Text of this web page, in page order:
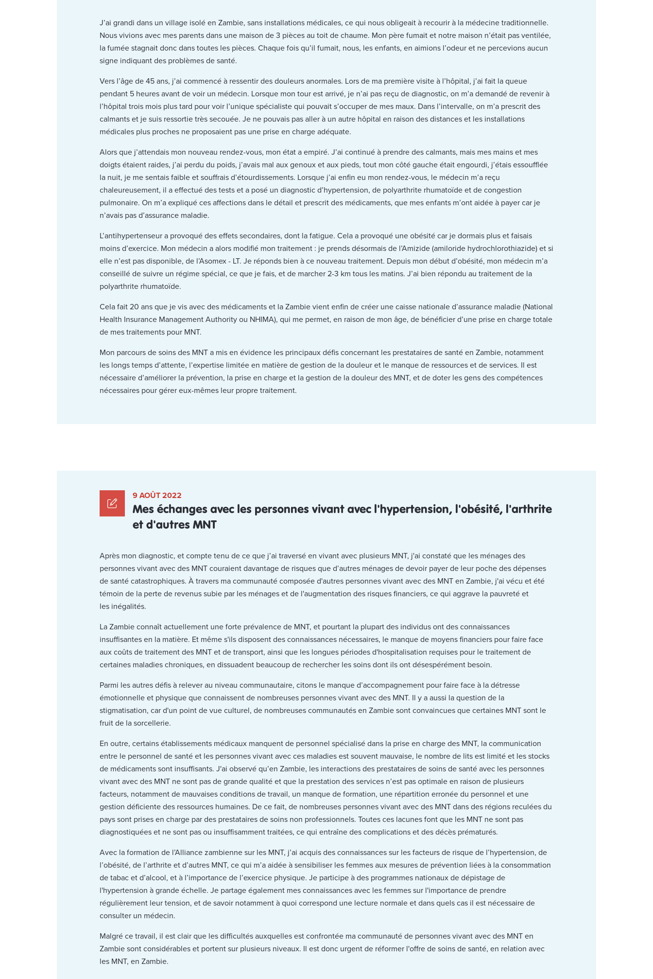
J’ai grandi dans un village isolé en Zambie, sans installations médicales, ce qui nous obligeait à recourir à la médecine traditionnelle.
Nous vivions avec mes parents dans une maison de 3 pièces au toit de chaume. Mon père fumait et notre maison n’était pas ventilée,
la fumée stagnait donc dans toutes les pièces. Chaque fois qu’il fumait, nous, les enfants, en aimions l’odeur et ne percevions aucun
signe indiquant des problèmes de santé.
Vers l’âge de 45 ans, j’ai commencé à ressentir des douleurs anormales. Lors de ma première visite à l’hôpital, j’ai fait la queue
pendant 5 heures avant de voir un médecin. Lorsque mon tour est arrivé, je n’ai pas reçu de diagnostic, on m’a demandé de revenir à
l’hôpital trois mois plus tard pour voir l’unique spécialiste qui pouvait s’occuper de mes maux. Dans l’intervalle, on m’a prescrit des
calmants et je suis ressortie très secouée. Je ne pouvais pas aller à un autre hôpital en raison des distances et les installations
médicales plus proches ne proposaient pas une prise en charge adéquate.
Alors que j’attendais mon nouveau rendez-vous, mon état a empiré. J’ai continué à prendre des calmants, mais mes mains et mes
doigts étaient raides, j’ai perdu du poids, j’avais mal aux genoux et aux pieds, tout mon côté gauche était engourdi, j’étais essoufflée
la nuit, je me sentais faible et souffrais d’étourdissements. Lorsque j’ai enfin eu mon rendez-vous, le médecin m’a reçu
chaleureusement, il a effectué des tests et a posé un diagnostic d’hypertension, de polyarthrite rhumatoïde et de congestion
pulmonaire. On m’a expliqué ces affections dans le détail et prescrit des médicaments, que mes enfants m’ont aidée à payer car je
n’avais pas d’assurance maladie.
L’antihypertenseur a provoqué des effets secondaires, dont la fatigue. Cela a provoqué une obésité car je dormais plus et faisais
moins d’exercice. Mon médecin a alors modifié mon traitement : je prends désormais de l’Amizide (amiloride hydrochlorothiazide) et si
elle n’est pas disponible, de l’Asomex - LT. Je réponds bien à ce nouveau traitement. Depuis mon début d’obésité, mon médecin m’a
conseillé de suivre un régime spécial, ce que je fais, et de marcher 2-3 km tous les matins. J’ai bien répondu au traitement de la
polyarthrite rhumatoïde.
Cela fait 20 ans que je vis avec des médicaments et la Zambie vient enfin de créer une caisse nationale d’assurance maladie (National
Health Insurance Management Authority ou NHIMA), qui me permet, en raison de mon âge, de bénéficier d’une prise en charge totale
de mes traitements pour MNT.
Mon parcours de soins des MNT a mis en évidence les principaux défis concernant les prestataires de santé en Zambie, notamment
les longs temps d’attente, l’expertise limitée en matière de gestion de la douleur et le manque de ressources et de services. Il est
nécessaire d’améliorer la prévention, la prise en charge et la gestion de la douleur des MNT, et de doter les gens des compétences
nécessaires pour gérer eux-mêmes leur propre traitement.
9 AOÛT 2022
Mes échanges avec les personnes vivant avec l'hypertension, l'obésité, l'arthrite
et d'autres MNT
Après mon diagnostic, et compte tenu de ce que j’ai traversé en vivant avec plusieurs MNT, j'ai constaté que les ménages des
personnes vivant avec des MNT couraient davantage de risques que d’autres ménages de devoir payer de leur poche des dépenses
de santé catastrophiques. À travers ma communauté composée d'autres personnes vivant avec des MNT en Zambie, j'ai vécu et été
témoin de la perte de revenus subie par les ménages et de l'augmentation des risques financiers, ce qui aggrave la pauvreté et
les inégalités.
La Zambie connaît actuellement une forte prévalence de MNT, et pourtant la plupart des individus ont des connaissances
insuffisantes en la matière. Et même s'ils disposent des connaissances nécessaires, le manque de moyens financiers pour faire face
aux coûts de traitement des MNT et de transport, ainsi que les longues périodes d'hospitalisation requises pour le traitement de
certaines maladies chroniques, en dissuadent beaucoup de rechercher les soins dont ils ont désespérément besoin.
Parmi les autres défis à relever au niveau communautaire, citons le manque d’accompagnement pour faire face à la détresse
émotionnelle et physique que connaissent de nombreuses personnes vivant avec des MNT. Il y a aussi la question de la
stigmatisation, car d'un point de vue culturel, de nombreuses communautés en Zambie sont convaincues que certaines MNT sont le
fruit de la sorcellerie.
En outre, certains établissements médicaux manquent de personnel spécialisé dans la prise en charge des MNT, la communication
entre le personnel de santé et les personnes vivant avec ces maladies est souvent mauvaise, le nombre de lits est limité et les stocks
de médicaments sont insuffisants. J'ai observé qu’en Zambie, les interactions des prestataires de soins de santé avec les personnes
vivant avec des MNT ne sont pas de grande qualité et que la prestation des services n’est pas optimale en raison de plusieurs
facteurs, notamment de mauvaises conditions de travail, un manque de formation, une répartition erronée du personnel et une
gestion déficiente des ressources humaines. De ce fait, de nombreuses personnes vivant avec des MNT dans des régions reculées du
pays sont prises en charge par des prestataires de soins non professionnels. Toutes ces lacunes font que les MNT ne sont pas
diagnostiquées et ne sont pas ou insuffisamment traitées, ce qui entraîne des complications et des décès prématurés.
Avec la formation de l’Alliance zambienne sur les MNT, j’ai acquis des connaissances sur les facteurs de risque de l’hypertension, de
l’obésité, de l’arthrite et d’autres MNT, ce qui m’a aidée à sensibiliser les femmes aux mesures de prévention liées à la consommation
de tabac et d’alcool, et à l’importance de l’exercice physique. Je participe à des programmes nationaux de dépistage de
l'hypertension à grande échelle. Je partage également mes connaissances avec les femmes sur l'importance de prendre
régulièrement leur tension, et de savoir notamment à quoi correspond une lecture normale et dans quels cas il est nécessaire de
consulter un médecin.
Malgré ce travail, il est clair que les difficultés auxquelles est confrontée ma communauté de personnes vivant avec des MNT en
Zambie sont considérables et portent sur plusieurs niveaux. Il est donc urgent de réformer l'offre de soins de santé, en relation avec
les MNT, en Zambie.